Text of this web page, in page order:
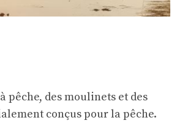
pêche, des moulinets et des
conçus pour la pêche.